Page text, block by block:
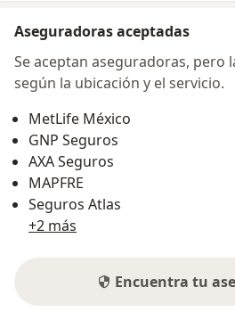
Aseguradoras aceptadas
Se aceptan aseguradoras, pero
según la ubicación y el servicio.
MetLife México
GNP Seguros
AXA Seguros
MAPFRE
Seguros Atlas
+2 más
Encuentra tu